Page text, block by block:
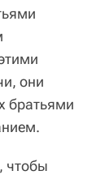
они
братьями
чтобы